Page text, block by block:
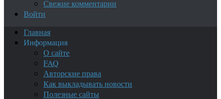
Свежие комментарии
Войти
Главная
Информация
О сайте
FAQ
Авторские права
Как выкладывать новости
Полезные сайты